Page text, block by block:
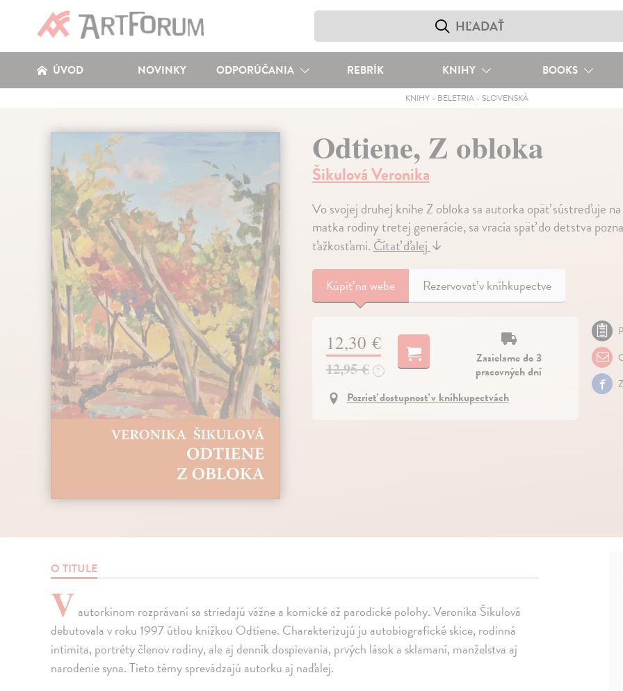
ÚVOD NOVINKY ODPORÚČANIA REBRÍK KNIHY BOOKS
KNIHY - BELETRIA - SLOVENSKÁ
Odtiene, Z obloka
Šikulová Veronika
Vo svojej druhej knihe Z obloka sa autorka opäť sústreďuje
matka rodiny tretej generácie, sa vracia späť do detstva
ťažkosťami.Čítať ďalej↓
Kúpiťna webe Rezervovať v kníhkupectve
12,30 €
12,95 € ?
Zasielame do 3
pracovných dní
Pozrieť dostupnosť v kníhkupectvách
O TITULE
V autorkinom rozprávaní sa striedajú vážne a komické až parodické polohy. Veronika Šikulová
debutovala v roku 1997 útlou knižkou Odtiene. Charakterizujú ju autobiografické skice, rodinná
intimita, portréty členov rodiny, ale aj denník dospievania, prvých lások a sklamaní, manželstva aj
narodenie syna. Tieto témy sprevádzajú autorku aj naďalej.